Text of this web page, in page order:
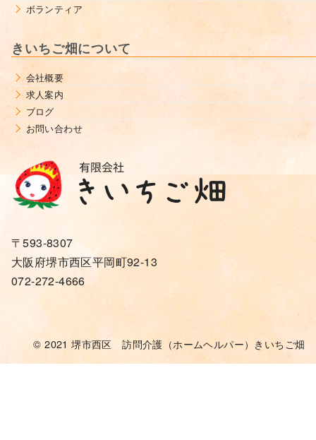
ボランティア
きいちご畑について
会社概要
求人案内
ブログ
お問い合わせ
〒593-8307
大阪府堺市西区平岡町92-13
072-272-4666
© 2021堺市西区 訪問介護（ホームヘルパー）きいちご畑